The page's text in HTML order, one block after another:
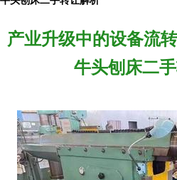
产业升级中的设备流
牛头刨床二